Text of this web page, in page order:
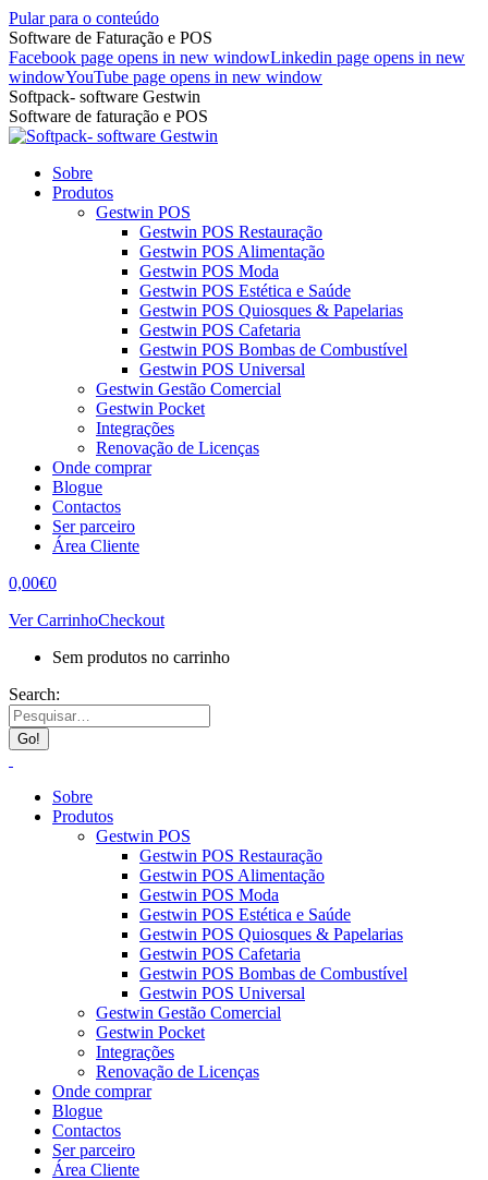
Pular para o conteúdo
Software de Faturação e POS
Facebook page opens in new windowLinkedin page opens in new
windowYouTube page opens in new window
Softpack- software Gestwin
Software de faturação e POS
Sobre
Produtos
Gestwin POS
Gestwin POS Restauração
Gestwin POS Alimentação
Gestwin POS Moda
Gestwin POS Estética e Saúde
Gestwin POS Quiosques & Papelarias
Gestwin POS Cafetaria
Gestwin POS Bombas de Combustível
Gestwin POS Universal
Gestwin Gestão Comercial
Gestwin Pocket
Integrações
Renovação de Licenças
Onde comprar
Blogue
Contactos
Ser parceiro
Área Cliente
0,00€0
Ver CarrinhoCheckout
Sem produtos no carrinho
Search:
Sobre
Produtos
Gestwin POS
Gestwin POS Restauração
Gestwin POS Alimentação
Gestwin POS Moda
Gestwin POS Estética e Saúde
Gestwin POS Quiosques & Papelarias
Gestwin POS Cafetaria
Gestwin POS Bombas de Combustível
Gestwin POS Universal
Gestwin Gestão Comercial
Gestwin Pocket
Integrações
Renovação de Licenças
Onde comprar
Blogue
Contactos
Ser parceiro
Área Cliente